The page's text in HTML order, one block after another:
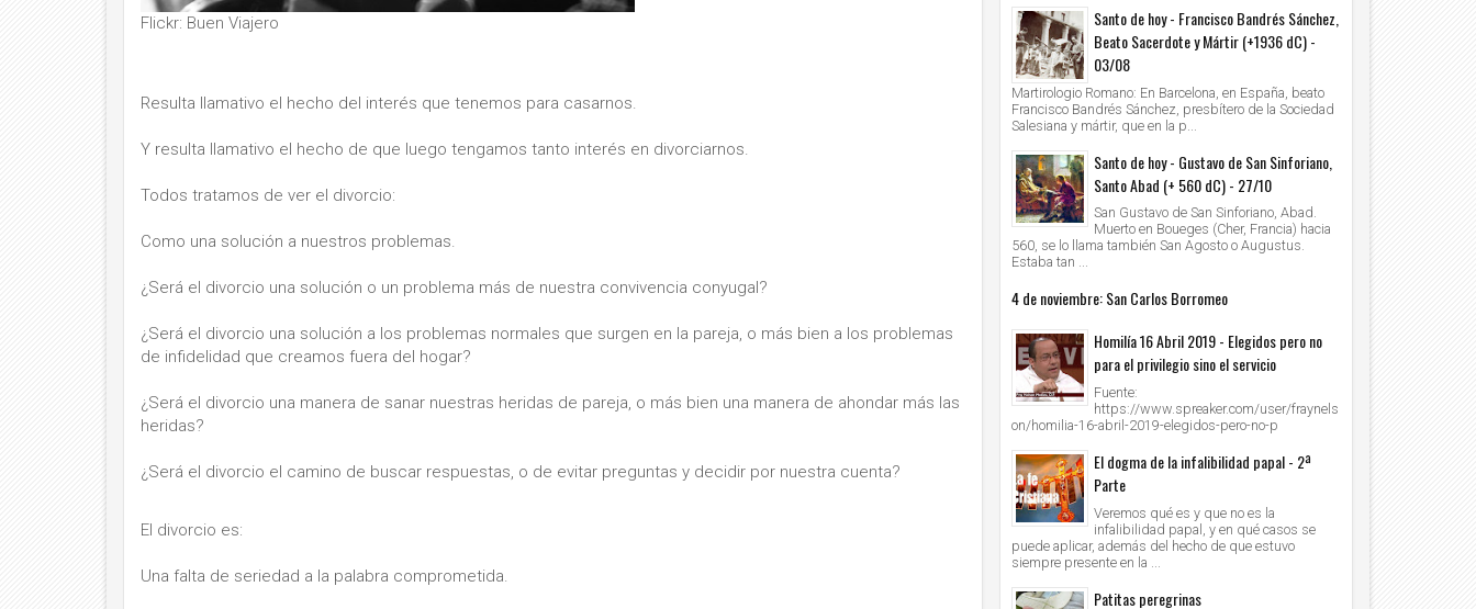
Flickr: Buen Viajero
Resulta llamativo el hecho del interés que tenemos para casarnos.
Y resulta llamativo el hecho de que luego tengamos tanto interés en divorciarnos.
Todos tratamos de ver el divorcio:
Como una solución a nuestros problemas.
¿Será el divorcio una solución o un problema más de nuestra convivencia conyugal?
¿Será el divorcio una solución a los problemas normales que surgen en la pareja, o más bien a los problemas
de infidelidad que creamos fuera del hogar?
¿Será el divorcio una manera de sanar nuestras heridas de pareja, o más bien una manera de ahondar más las
heridas?
¿Será el divorcio el camino de buscar respuestas, o de evitar preguntas y decidir por nuestra cuenta?
El divorcio es:
Una falta de seriedad a la palabra comprometida.
Santo de hoy - Francisco Bandrés Sánchez,
Beato Sacerdote y Mártir (+1936 dC) -
03/08
Martirologio Romano: En Barcelona, en España, beato
Francisco Bandrés Sánchez, presbítero de la Sociedad
Salesiana y mártir, que en la p...
Santo de hoy - Gustavo de San Sinforiano,
Santo Abad (+ 560 dC) - 27/10
San Gustavo de San Sinforiano, Abad.
Muerto en Boueges (Cher, Francia) hacia
560, se lo llama también San Agosto o Augustus.
Estaba tan ...
4 de noviembre: San Carlos Borromeo
Homilía 16 Abril 2019 - Elegidos pero no
para el privilegio sino el servicio
Fuente:
https://www.spreaker.com/user/fraynels
on/homilia-16-abril-2019-elegidos-pero-no-p
El dogma de la infalibilidad papal - 2ª
Parte
Veremos qué es y que no es la
infalibilidad papal, y en qué casos se
puede aplicar, además del hecho de que estuvo
siempre presente en la ...
Patitas peregrinas